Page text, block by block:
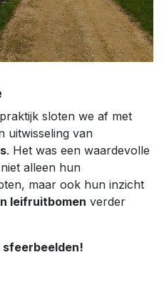
sloten we af met
uitwisseling van
. Het was een waardevolle
alleen hun
maar ook hun inzicht
leifruitbomen verder
sfeerbeelden!